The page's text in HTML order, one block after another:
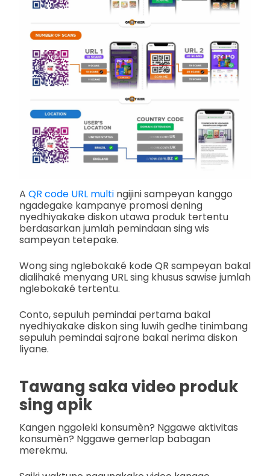
A QR code URL multi ngijini sampeyan kanggo
ngadegake kampanye promosi dening
nyedhiyakake diskon utawa produk tertentu
berdasarkan jumlah pemindaan sing wis
sampeyan tetepake.
Wong sing nglebokaké kode QR sampeyan bakal
dialihaké menyang URL sing khusus sawise jumlah
nglebokaké tertentu.
Conto, sepuluh pemindai pertama bakal
nyedhiyakake diskon sing luwih gedhe tinimbang
sepuluh pemindai sajrone bakal nerima diskon
liyane.
Tawang saka video produk
sing apik
Kangen nggoleki konsumèn? Nggawe aktivitas
konsumèn? Nggawe gemerlap babagan
merekmu.